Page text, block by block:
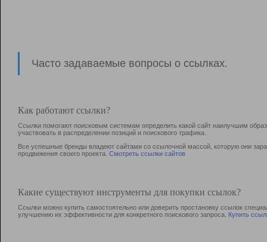
Часто задаваемые вопросы о ссылках.
Как работают ссылки?
Ссылки помогают поисковым системам определить какой сайт наилучшим
участвовать в раcпределении позиций и поискового трафика.
Все успешные бренды владеют сайтами со ссылочной массой, которую они
продвижения своего проекта. Смотреть ссылки сайтов
Какие существуют инструменты для покупки ссылок?
Ссылки можно купить самостоятельно или доверить простановку ссылок
улучшению их эффективности для конкретного поискового запроса. Купить